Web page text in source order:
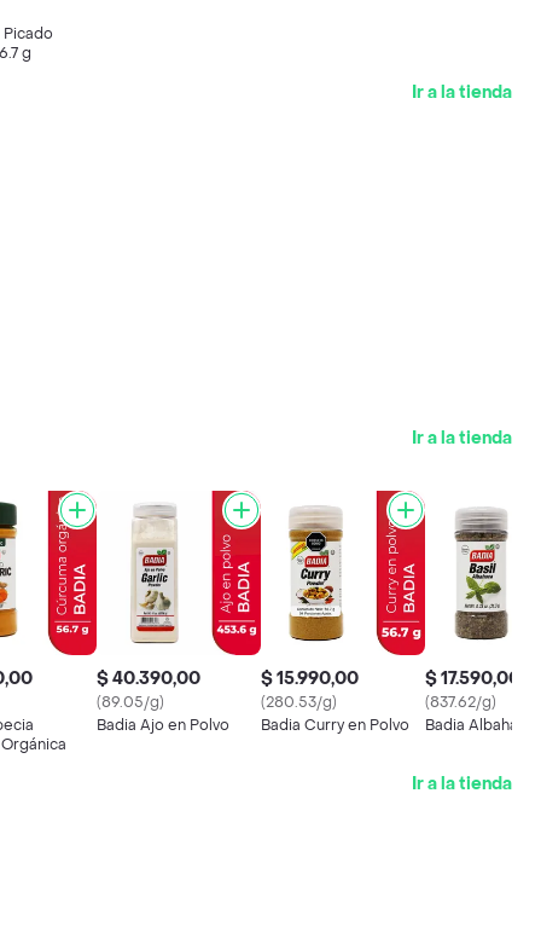
Picado
g
Ir a la tienda
Ir a la tienda
$ 40.390,00
(89.05/g)
Badia Ajo en Polvo
$ 15.990,00
(280.53/g)
Badia Curry en Polvo
$ 17.590,00
(837.62/g)
Badia Albahaca
Ir a la tienda